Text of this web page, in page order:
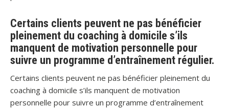
Certains clients peuvent ne pas bénéficier
pleinement du coaching à domicile s’ils
manquent de motivation personnelle pour
suivre un programme d’entraînement régulier.
Certains clients peuvent ne pas bénéficier pleinement du
coaching à domicile s’ils manquent de motivation
personnelle pour suivre un programme d’entraînement